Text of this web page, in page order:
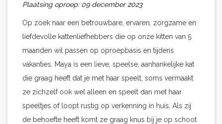
Plaatsing oproep: 09 december 2023
Op zoek naar een betrouwbare, ervaren, zorgzame en
liefdevolle kattenliefhebbers die op onze kitten van 5
maanden wil passen op oproepbasis en tijdens
vakanties. Maya is een lieve, speelse, aanhankelijke kat
die graag heeft dat je met haar speelt, soms vermaakt
ze zichzelf ook wel alleen en speelt dan met haar
speeltjes of loopt rustig op verkenning in huis. Als zij
de behoefte heeft komt ze graag knus bij je op schoot